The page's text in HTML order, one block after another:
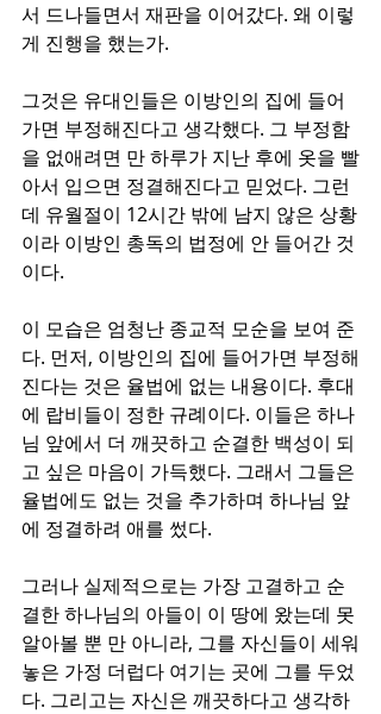
서 드나들면서 재판을 이어갔다. 왜 이렇
게 진행을 했는가.
그것은 유대인들은 이방인의 집에 들어
가면 부정해진다고 생각했다. 그 부정함
을 없애려면 만 하루가 지난 후에 옷을 빨
아서 입으면 정결해진다고 믿었다. 그런
데 유월절이 12시간 밖에 남지 않은 상황
이라 이방인 총독의 법정에 안 들어간 것
이다.
이 모습은 엄청난 종교적 모순을 보여 준
다. 먼저, 이방인의 집에 들어가면 부정해
진다는 것은 율법에 없는 내용이다. 후대
에 랍비들이 정한 규례이다. 이들은 하나
님 앞에서 더 깨끗하고 순결한 백성이 되
고 싶은 마음이 가득했다. 그래서 그들은
율법에도 없는 것을 추가하며 하나님 앞
에 정결하려 애를 썼다.
그러나 실제적으로는 가장 고결하고 순
결한 하나님의 아들이 이 땅에 왔는데 못
알아볼 뿐 만 아니라, 그를 자신들이 세워
놓은 가정 더럽다 여기는 곳에 그를 두었
다. 그리고는 자신은 깨끗하다고 생각하